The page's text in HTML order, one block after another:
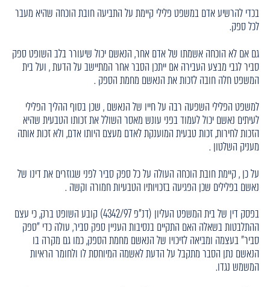
בכדי להרשיע אדם במשפט פלילי קיימת על התביעה חובת הוכחה שהיא מעבר
לכל ספק.
גם אם לא הוכחה אשמתו של אדם אחר, הנאשם יכול שיעורר בלב השופט ספק
סביר לגבי מבצע העבירה אם ייתכן הסבר אחר המתיישב על הדעת , ועל בית
המשפט חלה חובה לזכות את הנאשם מחמת הספק .
למשפט הפלילי השפעה רבה על חייו של הנאשם , שכן בסוף ההליך הפלילי
לעיתים נאשם יכול לעמוד בפני עונש מאסר השולל את זכותו הטבעית שהיא
הזכות לחירות, זכות טבעית המוענקת לאדם מעצם היותו אדם, ולא זכות אותה
מעניק השלטון .
על כן , קיימת חובת הוכחה העולה על כל ספק סביר לפני שגוזרים את דינו של
נאשם בפלילים שכן הפגיעה בזכויותיו הטבעיות חמורה וקשה .
בפסק דין של בית המשפט העליון (דנ"פ 4342/97) קובע השופט ברק, כי עצם
ההתלבטות בשאלה האם התקיים בנסיבות העניין ספק סביר, עולה כדי "ספק
סביר" בעצמה ומביאה לזיכויו של הנאשם מחמת הספק, כמו גם מקרה בו
הנאשם נתן הסבר מתקבל על הדעת לאשמה המיוחסת לו ולחומר הראיות
המשמש נגדו.